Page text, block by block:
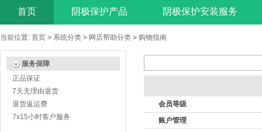
首页 阴极保护产品 阴极保护安装服务
当前位置: 首页 > 系统分类 > 网店帮助分类 > 购物指南
服务保障
正品保证
7天无理由退货
退货返运费
7x15小时客户服务
会员等级
账户管理